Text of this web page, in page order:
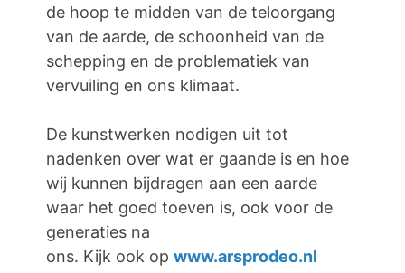
de hoop te midden van de teloorgang
van de aarde, de schoonheid van de
schepping en de problematiek van
vervuiling en ons klimaat.
De kunstwerken nodigen uit tot
nadenken over wat er gaande is en hoe
wij kunnen bijdragen aan een aarde
waar het goed toeven is, ook voor de
generaties na
ons. Kijk ook op www.arsprodeo.nl